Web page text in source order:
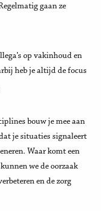
gaan ze
op vakinhoud en
heb je altijd de focus
bouw je mee aan
je situaties signaleert
Waar komt een
we de oorzaak
en de zorg